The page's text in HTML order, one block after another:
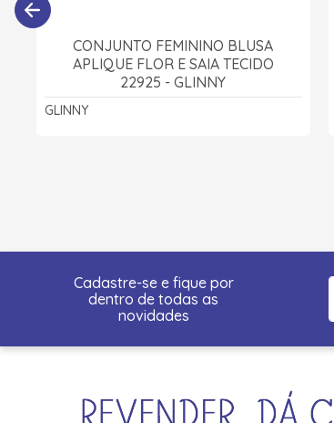
CONJUNTO FEMININO BLUSA
APLIQUE FLOR E SAIA TECIDO
22925 - GLINNY
GLINNY
Cadastre-se e fique por
dentro de todas as
novidades